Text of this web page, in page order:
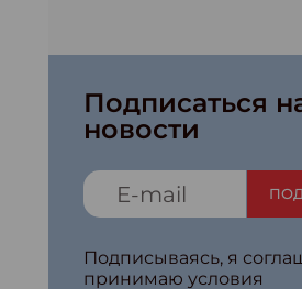
Подписаться
новости
Подписываясь, я
принимаю условия